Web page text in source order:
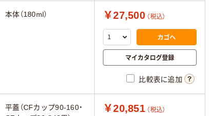
本体（180ml） ￥27,500 （税込）
カゴへ
マイカタログ登録
比較表に追加
平蓋（CFカップ90-160・
￥20,851 （税込）